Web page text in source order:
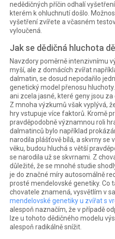
nedědičných příčin odhalí
kterém k ohluchnutí došlo.
vyšetření zvířete a včasném
vyloučená.
Jak se dědičná hluchota
Navzdory poměrně intenzivnímu
myší, ale z domácích zvířat
dalmatin, se dosud nepodařilo
genetický model přenosu
ani zcela jasné, které geny jsou
Z mnoha výzkumů však vyplývá,
hry vstupuje více faktorů. Kromě
pravděpodobně významnou roli
dalmatinců bylo například
narodila plášťově bílá, a skvrny se
věku, budou hluchá s větší
se narodila už se skvrnami. Z
důležité, že se mnohé studie
je do značné míry autosomálně
prosté mendelovské genetiky. Co
chovatele znamená, vysvětlím v
mendelovské genetiky u zvířat s
alespoň naznačím, že v případě
lze u tohoto dědičného modelu
alespoň radikálně snížit.